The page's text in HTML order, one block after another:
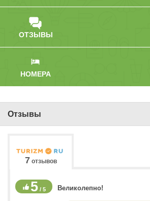
ОТЗЫВЫ
НОМЕРА
Отзывы
7 отзывов
5 / 5 Великолепно!